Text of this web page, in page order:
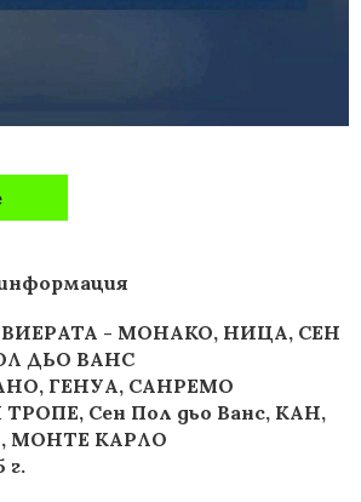
- МОНАКО, НИЦА, СЕН
ДЬО ВАНС
ГЕНУА, САНРЕМО
Сен Пол дьо Ванс, КАН,
МОНТЕ КАРЛО
г.